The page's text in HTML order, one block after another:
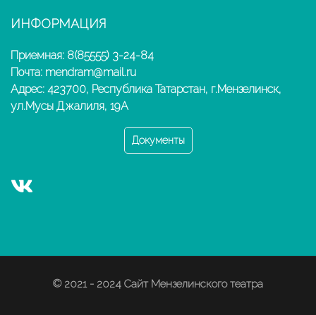
ИНФОРМАЦИЯ
Приемная: 8(85555) 3-24-84
Почта: mendram@mail.ru
Адрес: 423700, Республика Татарстан, г.Мензелинск,
ул.Мусы Джалиля, 19А
Документы
© 2021 - 2024 Сайт Мензелинского театра